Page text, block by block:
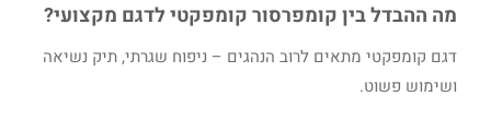
מה ההבדל בין קומפרסור קומפקטי לדגם מקצועי?
דגם קומפקטי מתאים לרוב הנהגים – ניפוח שגרתי, תיק נשיאה
ושימוש פשוט.